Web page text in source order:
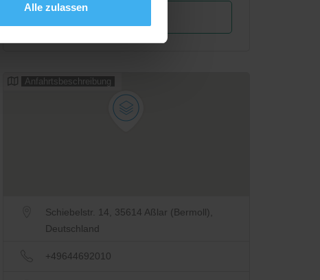
Alle zulassen
Anfahrtsbeschreibung
Schiebelstr. 14, 35614 Aßlar (Bermoll),
Deutschland
+49644692010